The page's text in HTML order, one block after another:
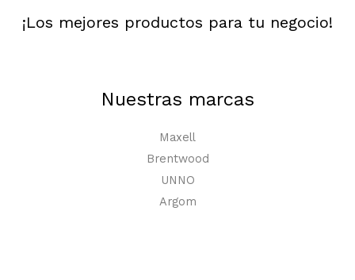
¡Los mejores productos para tu negocio!
Nuestras marcas
Maxell
Brentwood
UNNO
Argom